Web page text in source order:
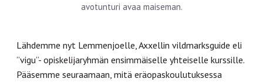
avotunturi avaa maiseman.
Lähdemme nyt Lemmenjoelle, Axxellin vildmarksguide eli
”vigu”- opiskelijaryhmän ensimmäiselle yhteiselle kurssille.
Pääsemme seuraamaan, mitä eräopaskoulutuksessa